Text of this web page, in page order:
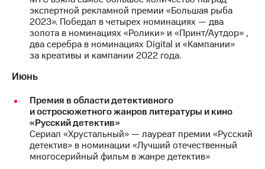
МТС
о технологиях
Достижения
Финансовая
отчетность
Контакты
Новости
экспертной рекламной премии «Большая рыба
2023». Победал в четырех номинациях — два
золота в номинациях «Ролики» и «Принт/Аутдор» ,
два серебра в номинациях Digital и «Кампании»
за креативы и кампании 2022 года.
Июнь
Премия в области детективного
и остросюжетного жанров литературы и кино
«Русский детектив»
Сериал «Хрустальный» — лауреат премии «Русский
детектив» в номинации «Лучший отечественный
многосерийный фильм в жанре детектив»